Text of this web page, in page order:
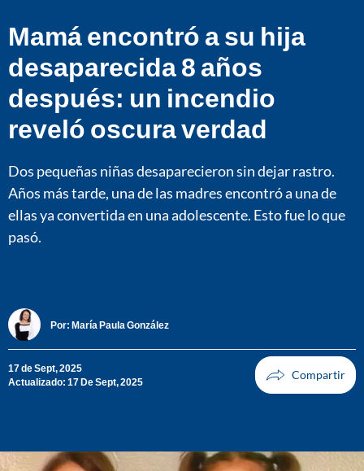
Mamá encontró a su hija
desaparecida 8 años
después: un incendio
reveló oscura verdad
Dos pequeñas niñas desaparecieron sin dejar rastro.
Años más tarde, una de las madres encontró a una de
ellas ya convertida en una adolescente. Esto fue lo que
pasó.
Por: María Paula González
17 de Sept, 2025
Actualizado: 17 De Sept, 2025